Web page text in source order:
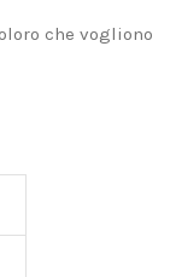
che vogliono